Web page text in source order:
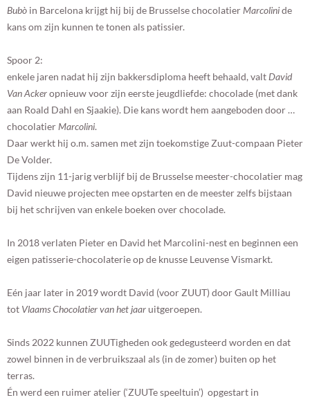
Bubò in Barcelona krijgt hij bij de Brusselse chocolatier Marcolinide
kans om zijn kunnen te tonen als patissier.
Spoor 2:
enkele jaren nadat hij zijn bakkersdiploma heeft behaald, valt David
Van Ackeropnieuw voor zijn eerste jeugdliefde: chocolade (met dank
aan Roald Dahl en Sjaakie). Die kans wordt hem aangeboden door …
chocolatier Marcolini.
Daar werkt hij o.m. samen met zijn toekomstige Zuut-compaan Pieter
De Volder.
Tijdens zijn 11-jarig verblijf bij de Brusselse meester-chocolatier mag
David nieuwe projecten mee opstarten en de meester zelfs bijstaan
bij het schrijven van enkele boeken over chocolade.
In 2018 verlaten Pieter en David het Marcolini-nest en beginnen een
eigen patisserie-chocolaterie op de knusse Leuvense Vismarkt.
Eén jaar later in 2019 wordt David (voor ZUUT) door Gault Milliau
tot Vlaams Chocolatier van het jaar uitgeroepen.
Sinds 2022 kunnen ZUUTigheden ook gedegusteerd worden en dat
zowel binnen in de verbruikszaal als (in de zomer) buiten op het
terras.
Én werd een ruimer atelier (‘ZUUTe speeltuin’) opgestart in